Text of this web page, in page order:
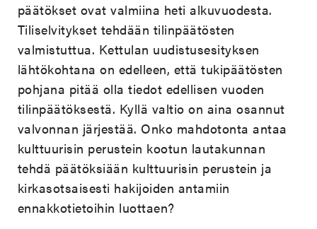
päätökset ovat valmiina heti alkuvuodesta.
Tiliselvitykset tehdään tilinpäätösten
valmistuttua. Kettulan uudistusesityksen
lähtökohtana on edelleen, että tukipäätösten
pohjana pitää olla tiedot edellisen vuoden
tilinpäätöksestä. Kyllä valtio on aina osannut
valvonnan järjestää. Onko mahdotonta antaa
kulttuurisin perustein kootun lautakunnan
tehdä päätöksiään kulttuurisin perustein ja
kirkasotsaisesti hakijoiden antamiin
ennakkotietoihin luottaen?